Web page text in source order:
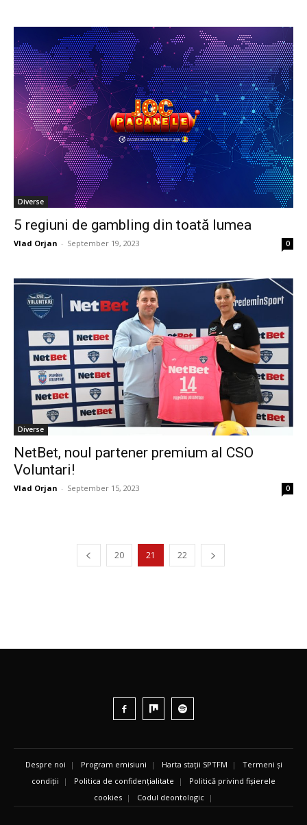
Diverse
5 regiuni de gambling din toată lumea
Vlad Orjan - September 19, 2023 0
Diverse
NetBet, noul partener premium al CSO
Voluntari!
Vlad Orjan - September 15, 2023 0
20 21 22
Despre noi | Program emisiuni | Harta stații SPTFM | Termeni și
condiții | Politica de confidențialitate | Politică privind fișierele
cookies | Codul deontologic |